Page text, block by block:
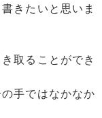
きたいと思いま
取ることができ
手ではなかなか